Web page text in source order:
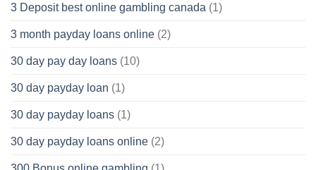
3 Deposit best online gambling canada (1)
3 month payday loans online (2)
30 day pay day loans (10)
30 day payday loan (1)
30 day payday loans (1)
30 day payday loans online (2)